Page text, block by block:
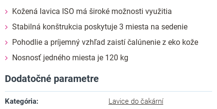
Kožená lavica ISO má široké možnosti využitia
Stabilná konštrukcia poskytuje 3 miesta na sedenie
Pohodlie a príjemný vzhľad zaistí čalúnenie z eko kože
Nosnosť jedného miesta je 120 kg
Dodatočné parametre
Kategória: Lavice do čakární